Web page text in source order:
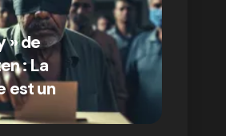
» de
: La
est un
on 03/10/2024